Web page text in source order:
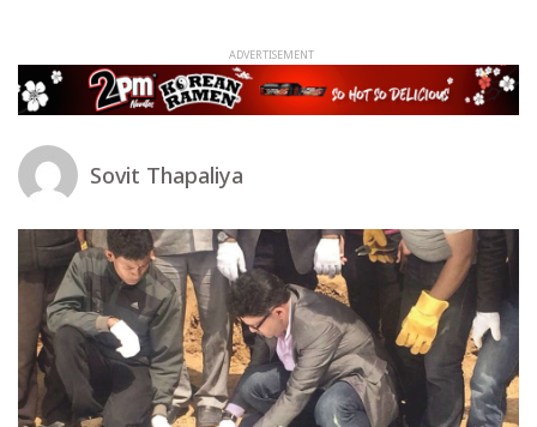
Sovit Thapaliya